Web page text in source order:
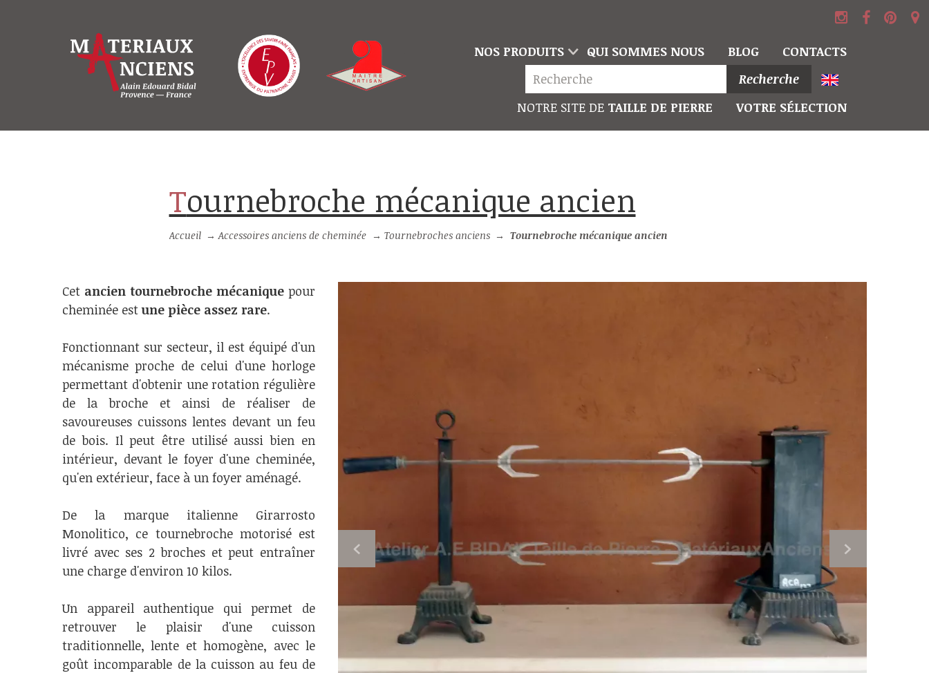
NOS PRODUITS QUI SOMMES NOUS BLOG
CONTACTS
Recherche
NOTRE SITE DE TAILLE DE PIERRE VOTRE SÉLECTION
Tournebroche mécanique ancien
Accueil →Accessoires anciens de cheminée → Tournebroches anciens → Tournebroche mécanique ancien
Cet ancien tournebroche mécaniquepour
cheminée estune pièce assez rare.
Fonctionnant sur secteur, il est équipé d'un
mécanisme proche de celui d'une horloge
permettant d'obtenir une rotation régulière
de la broche et ainsi de réaliser de
savoureuses cuissons lentes devant un feu
de bois. Il peut être utilisé aussi bien en
intérieur, devant le foyer d'une cheminée,
qu'en extérieur, face à un foyer aménagé.
De la marque italienne Girarrosto
Monolitico, ce tournebroche motorisé est
livré avec ses 2 broches et peut entraîner
une charge d'environ 10 kilos.
Un appareil authentique qui permet de
retrouver le plaisir d'une cuisson
traditionnelle, lente et homogène, avec le
goût incomparable de la cuisson au feu de